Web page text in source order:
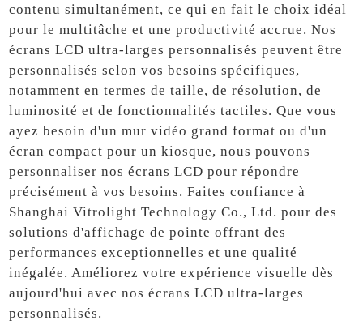
contenu simultanément, ce qui en fait le choix idéal
pour le multitâche et une productivité accrue. Nos
écrans LCD ultra-larges personnalisés peuvent être
personnalisés selon vos besoins spécifiques,
notamment en termes de taille, de résolution, de
luminosité et de fonctionnalités tactiles. Que vous
ayez besoin d'un mur vidéo grand format ou d'un
écran compact pour un kiosque, nous pouvons
personnaliser nos écrans LCD pour répondre
précisément à vos besoins. Faites confiance à
Shanghai Vitrolight Technology Co., Ltd. pour des
solutions d'affichage de pointe offrant des
performances exceptionnelles et une qualité
inégalée. Améliorez votre expérience visuelle dès
aujourd'hui avec nos écrans LCD ultra-larges
personnalisés.